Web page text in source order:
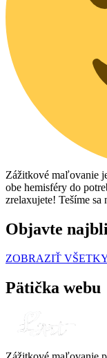
Zážitkové maľovanie
obe hemisféry do
zrelaxujete! Tešíme sa
Objavte
ZOBRAZIŤ
Pätička webu